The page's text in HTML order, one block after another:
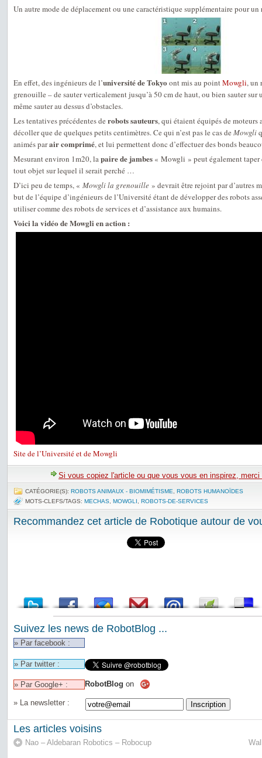
Un autre mode de déplacement ou une caractéristique supplémentaire pour
En effet, des ingénieurs de l’université de Tokyo ont mis au pointMowgli, un
grenouille – de sauter verticalement jusqu’à 50 cm de haut, ou bien sauter sur
même sauter au dessus d’obstacles.
Les tentatives précédentes de robots sauteurs, qui étaient équipés de moteurs
décoller que de quelques petits centimètres. Ce qui n’est pas le cas de Mowgli
animés parair comprimé, et lui permettent donc d’effectuer des bonds
Mesurant environ 1m20, lapaire de jambes « Mowgli » peut également taper
tout objet sur lequel il serait perché …
D’ici peu de temps, « Mowgli la grenouille » devrait être rejoint par d’autres
but de l’équipe d’ingénieurs de l’Université étant de développer des robots
utiliser comme des robots de services et d’assistance aux humains.
Voici la vidéo de Mowgli en action :
Site de l’Université et de Mowgli
Si vous copiez l'article ou que vous vous en inspirez,
CATÉGORIE(S): ROBOTS ANIMAUX - BIOMIMÉTISME
ROBOTS HUMANOÏDES
MOTS-CLEFS/TAGS: MECHAS MOWGLI ROBOTS-DE-SERVICES
Recommandez cet article de Robotique autour de
Suivez les news de RobotBlog ...
» Par facebook :
» Par twitter :
» Par Google+ : RobotBlog on
» La newsletter :
Les articles voisins
Nao – Aldebaran Robotics – Robocup